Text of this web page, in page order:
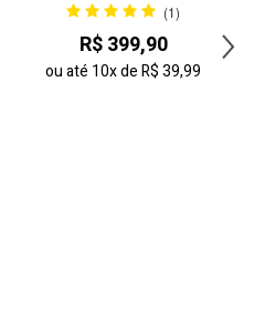
(1)
R$ 399,90
ou até 10xdeR$ 39,99